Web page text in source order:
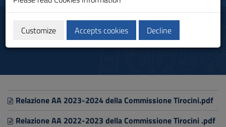
Skip
Content
to
Go
Footer
Internship
Relazione AA 2023-2024 della Commissione Tirocini.pdf
Relazione AA 2022-2023 della Commissione Tirocini .pdf
Customize Accepts cookies Decline